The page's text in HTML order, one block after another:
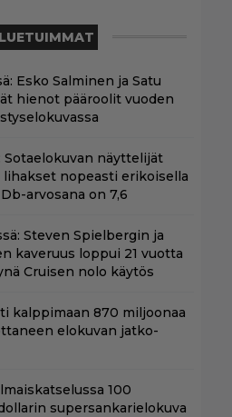
LUETUIMMAT
Esko Salminen ja Satu
hienot pääroolit vuoden
Sotaelokuvan näyttelijät
lihakset nopeasti erikoisella
arvosana on 7,6
Steven Spielbergin ja
kaveruus loppui 21 vuotta
Cruisen nolo käytös
kalppimaan 870 miljoonaa
elokuvan jatko-
100
supersankarielokuva